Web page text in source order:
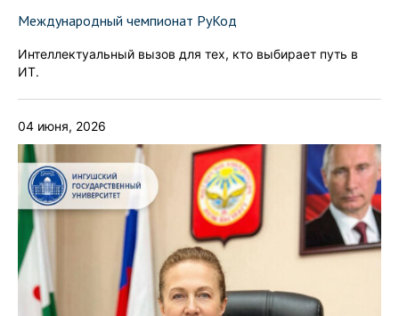
Международный чемпионат РуКод
Интеллектуальный вызов для тех, кто выбирает путь в
ИТ.
04 июня, 2026